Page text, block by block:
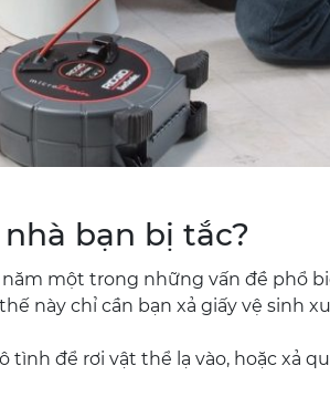
bạn bị tắc?
một trong những vấn đề phổ
này chỉ cần bạn xả giấy vệ sinh
tình để rơi vật thể lạ vào, hoặc xả